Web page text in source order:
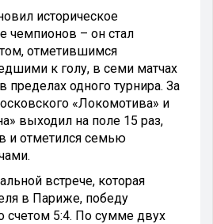
историческое
чемпионов – он стал
отметившимся
к голу, в семи матчах
одного турнира. За
«Локомотива» и
выходил на поле 15 раз,
и отметился семью
встрече, которая
в Париже, победу
5:4. По сумме двух